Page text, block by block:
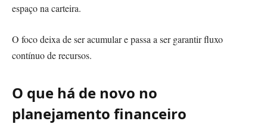
espaço na carteira.
O foco deixa de ser acumular e passa a ser garantir fluxo
contínuo de recursos.
O que há de novo no
planejamento financeiro